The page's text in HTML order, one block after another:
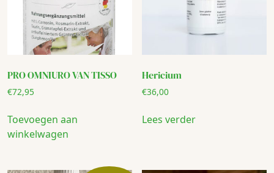
PRO OMNIURO VAN TISSO
€72,95
Toevoegen aan
winkelwagen
Hericium
€36,00
Lees verder